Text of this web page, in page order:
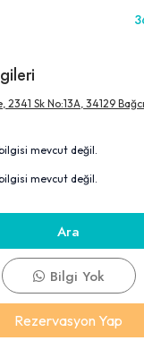
2341 Sk No:13A, 34129
mevcut değil.
mevcut değil.
Ara
Bilgi Yok
Rezervasyon Yap